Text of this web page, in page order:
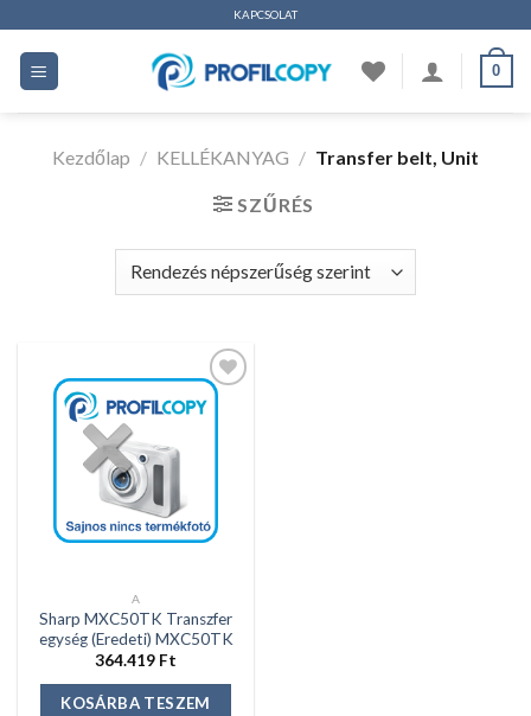
tartalomhoz
KAPCSOLAT
0
Kezdőlap / KELLÉKANYAG / Transfer belt, Unit
SZŰRÉS
Kedvencekhez
A
Sharp MXC50TK Transzfer
egység (Eredeti) MXC50TK
364.419 Ft
KOSÁRBA TESZEM